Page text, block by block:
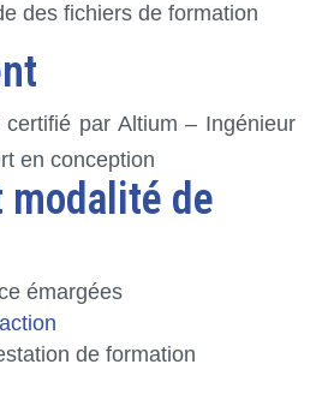
des fichiers de formation
par Altium – Ingénieur
en conception
modalité de
émargées
de formation